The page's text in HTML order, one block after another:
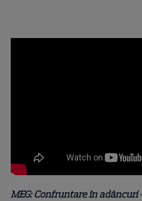
MEG: Confruntare în adâncuri